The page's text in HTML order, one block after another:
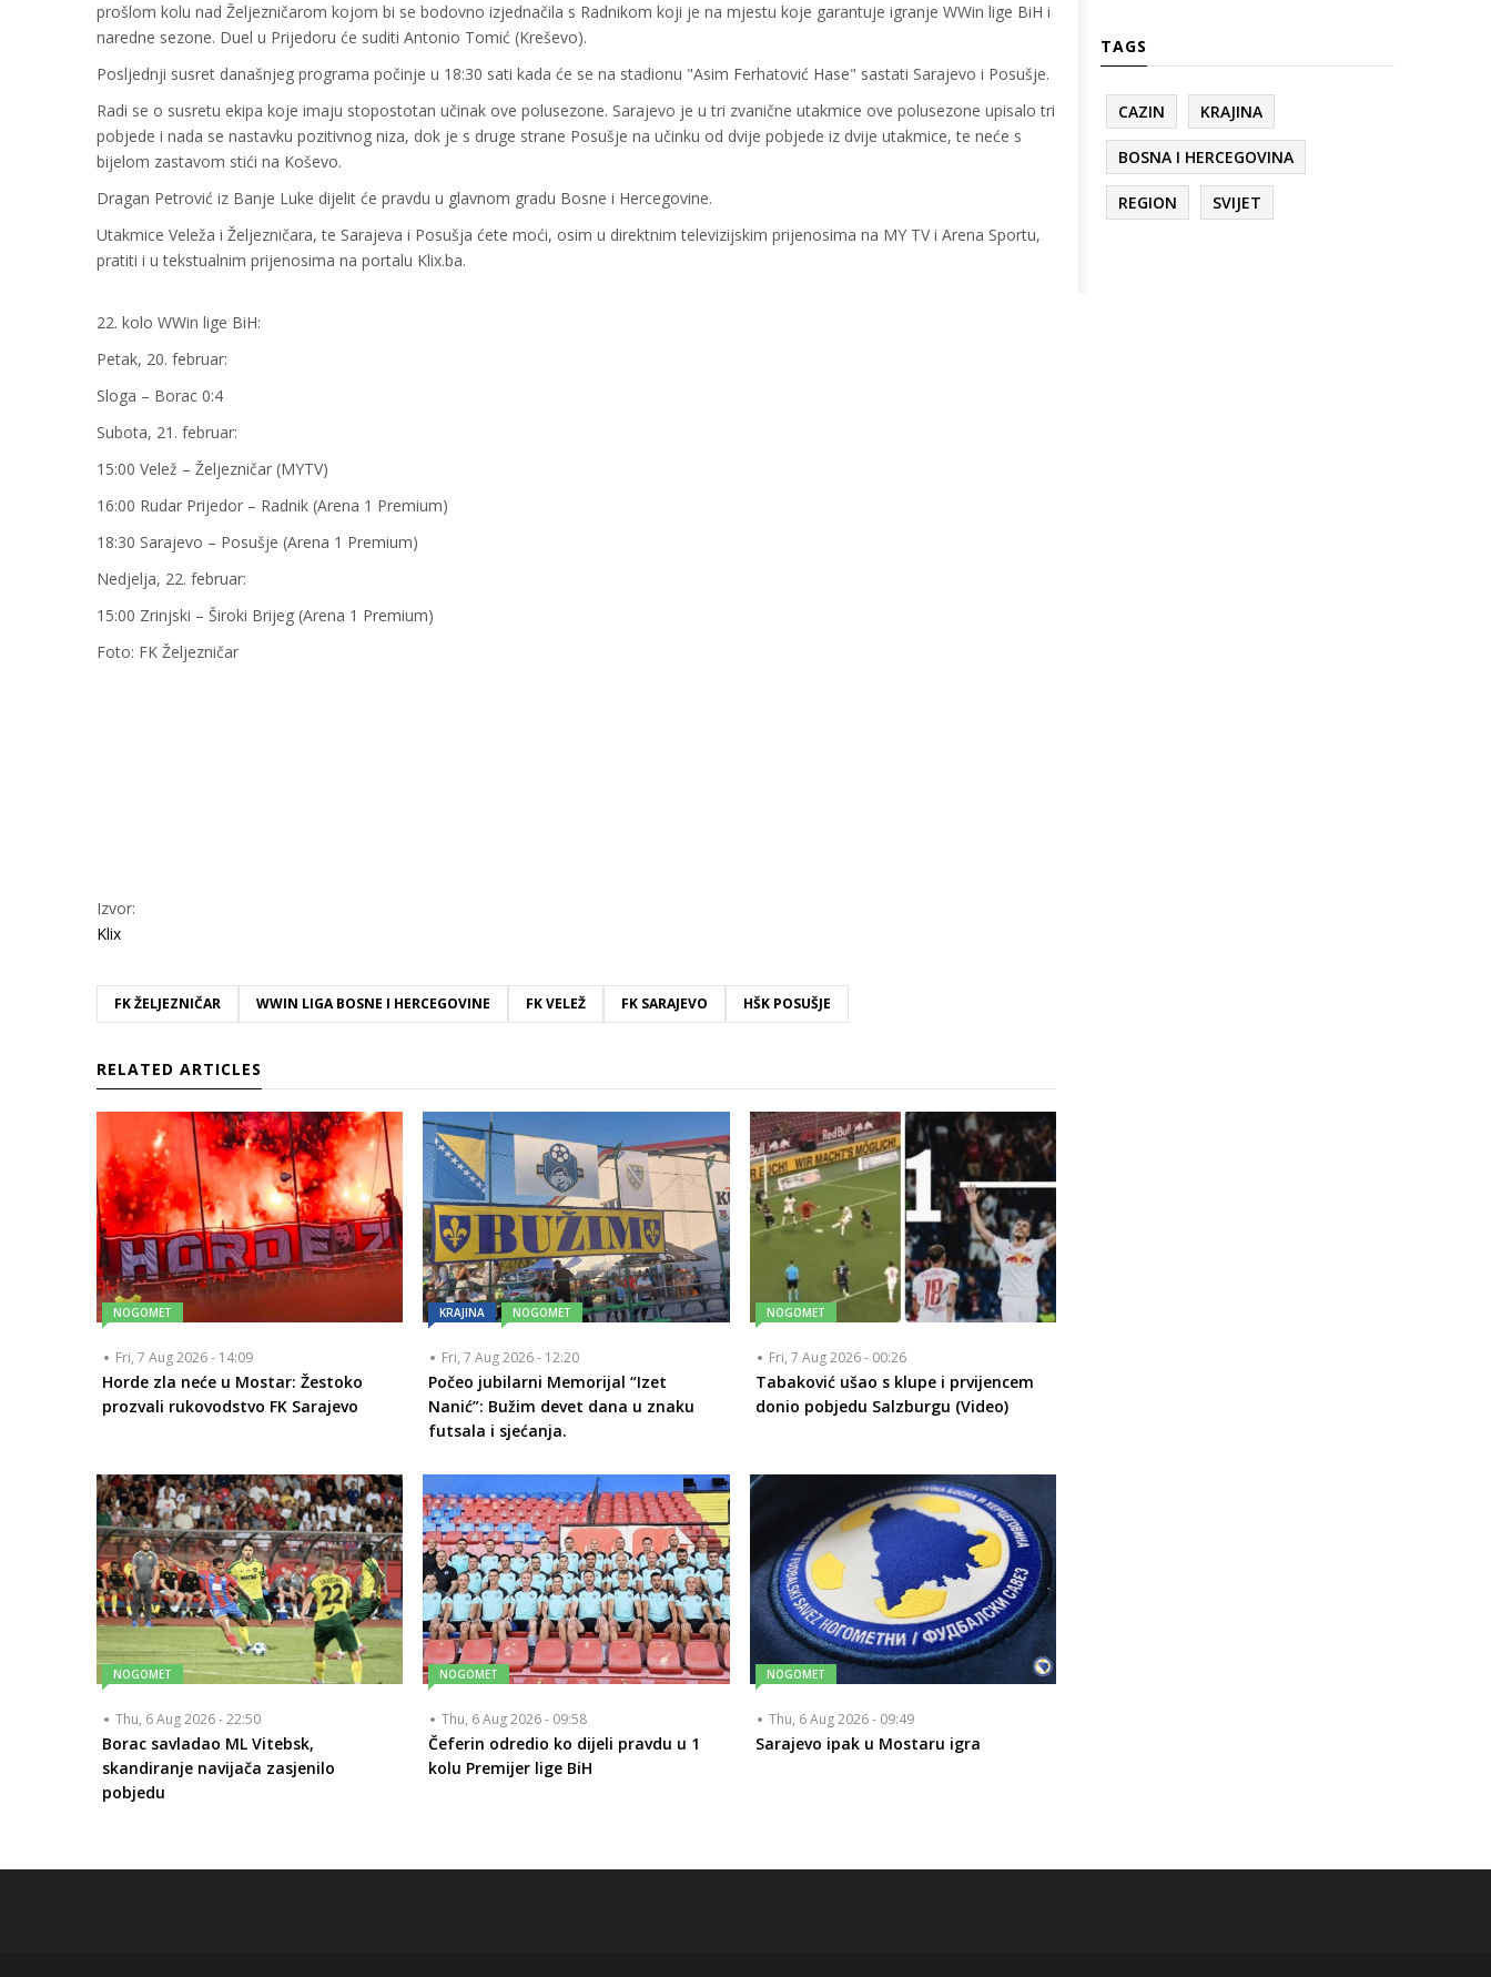
prošlom kolu nad Željezničarom kojom bi se bodovno izjednačila s Radnikom koji je na mjestu koje garantuje igranje WWin lige BiH i
naredne sezone. Duel u Prijedoru će suditi Antonio Tomić (Kreševo).
Posljednji susret današnjeg programa počinje u 18:30 sati kada će se na stadionu "Asim Ferhatović Hase" sastati Sarajevo i Posušje.
Radi se o susretu ekipa koje imaju stopostotan učinak ove polusezone. Sarajevo je u tri zvanične utakmice ove polusezone upisalo tri
pobjede i nada se nastavku pozitivnog niza, dok je s druge strane Posušje na učinku od dvije pobjede iz dvije utakmice, te neće s
bijelom zastavom stići na Koševo.
Dragan Petrović iz Banje Luke dijelit će pravdu u glavnom gradu Bosne i Hercegovine.
Utakmice Veleža i Željezničara, te Sarajeva i Posušja ćete moći, osim u direktnim televizijskim prijenosima na MY TV i Arena Sportu,
pratiti i u tekstualnim prijenosima na portalu Klix.ba.
22. kolo WWin lige BiH:
Petak, 20. februar:
Sloga – Borac 0:4
Subota, 21. februar:
15:00 Velež – Željezničar (MYTV)
16:00 Rudar Prijedor – Radnik (Arena 1 Premium)
18:30 Sarajevo – Posušje (Arena 1 Premium)
Nedjelja, 22. februar:
15:00 Zrinjski – Široki Brijeg (Arena 1 Premium)
Foto: FK Željezničar
Izvor:
Klix
FK ŽELJEZNIČAR WWIN LIGA BOSNE I HERCEGOVINE FK VELEŽ FK SARAJEVO HŠK POSUŠJE
RELATED ARTICLES
NOGOMET
Fri, 7 Aug 2026 - 14:09
Horde zla neće u Mostar: Žestoko
prozvali rukovodstvo FK Sarajevo
KRAJINA NOGOMET
Fri, 7 Aug 2026 - 12:20
Počeo jubilarni Memorijal “Izet
Nanić”: Bužim devet dana u znaku
futsala i sjećanja.
NOGOMET
Fri, 7 Aug 2026 - 00:26
Tabaković ušao s klupe i prvijencem
donio pobjedu Salzburgu (Video)
NOGOMET
Thu, 6 Aug 2026 - 22:50
Borac savladao ML Vitebsk,
skandiranje navijača zasjenilo
pobjedu
NOGOMET
Thu, 6 Aug 2026 - 09:58
Čeferin odredio ko dijeli pravdu u 1
kolu Premijer lige BiH
NOGOMET
Thu, 6 Aug 2026 - 09:49
Sarajevo ipak u Mostaru igra
TAGS
CAZIN KRAJINA
BOSNA I HERCEGOVINA
REGION SVIJET